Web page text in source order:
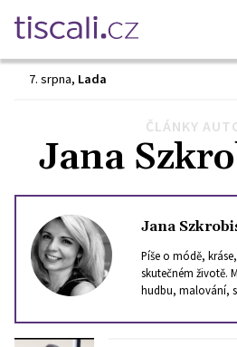
7. srpna, Lada
ČLÁNKY
Jana
Jana
Píše o módě,
skutečném životě.
hudbu, malování,
dobrý text může
87 88 89 90